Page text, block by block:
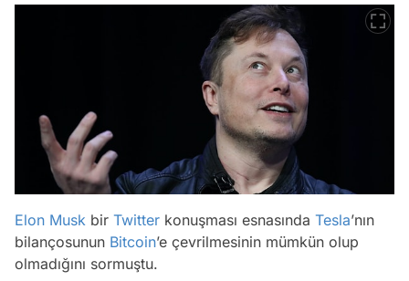
Elon Musk bir Twitter konuşması esnasında Tesla’nın
bilançosunun Bitcoin’e çevrilmesinin mümkün olup
olmadığını sormuştu.